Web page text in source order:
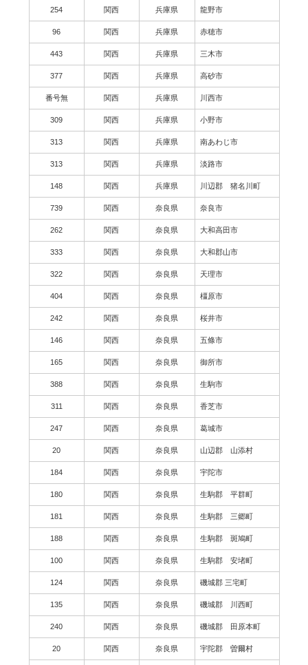
254 関西 兵庫県 龍野市
96 関西 兵庫県 赤穂市
443 関西 兵庫県 三木市
377 関西 兵庫県 高砂市
番号無 関西 兵庫県 川西市
309 関西 兵庫県 小野市
313 関西 兵庫県 南あわじ市
313 関西 兵庫県 淡路市
148 関西 兵庫県 川辺郡 猪名川町
739 関西 奈良県 奈良市
262 関西 奈良県 大和高田市
333 関西 奈良県 大和郡山市
322 関西 奈良県 天理市
404 関西 奈良県 橿原市
242 関西 奈良県 桜井市
146 関西 奈良県 五條市
165 関西 奈良県 御所市
388 関西 奈良県 生駒市
311 関西 奈良県 香芝市
247 関西 奈良県 葛城市
20 関西 奈良県 山辺郡 山添村
184 関西 奈良県 宇陀市
180 関西 奈良県 生駒郡 平群町
181 関西 奈良県 生駒郡 三郷町
188 関西 奈良県 生駒郡 斑鳩町
100 関西 奈良県 生駒郡 安堵町
124 関西 奈良県 磯城郡 三宅町
135 関西 奈良県 磯城郡 川西町
240 関西 奈良県 磯城郡 田原本町
20 関西 奈良県 宇陀郡 曽爾村